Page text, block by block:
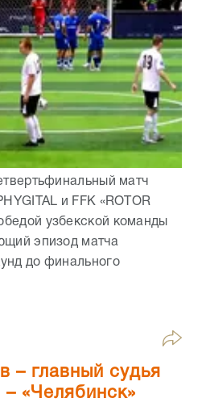
матч
и FFK «ROTOR
узбекской команды
эпизод матча
до финального
– главный судья
«Челябинск»